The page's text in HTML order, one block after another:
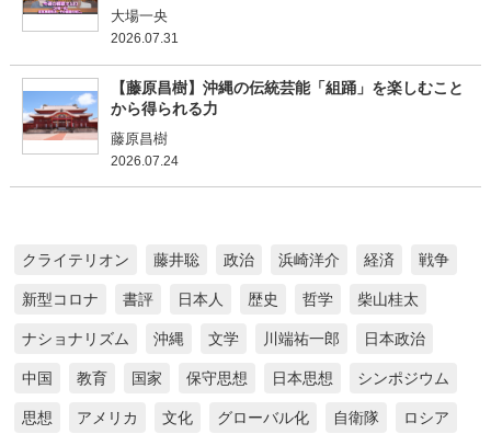
大場一央
2026.07.31
【藤原昌樹】沖縄の伝統芸能「組踊」を楽しむこと
から得られる力
藤原昌樹
2026.07.24
クライテリオン 藤井聡 政治 浜崎洋介 経済 戦争
新型コロナ 書評 日本人 歴史 哲学 柴山桂太
ナショナリズム 沖縄 文学 川端祐一郎 日本政治
中国 教育 国家 保守思想 日本思想 シンポジウム
思想 アメリカ 文化 グローバル化 自衛隊 ロシア